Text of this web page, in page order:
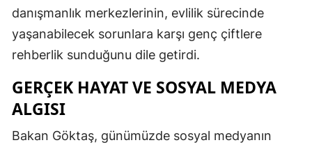
Tokat
Uşak
danışmanlık merkezlerinin, evlilik sürecinde
yaşanabilecek sorunlara karşı genç çiftlere
rehberlik sunduğunu dile getirdi.
GERÇEK HAYAT VE SOSYAL MEDYA
ALGISI
Bakan Göktaş, günümüzde sosyal medyanın